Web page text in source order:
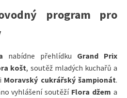
program pro
nabídne přehlídku Grand Prix
košt, soutěž mladých kuchařů a
Moravský cukrářský šampionát.
vyhlášení soutěží Flora džem a